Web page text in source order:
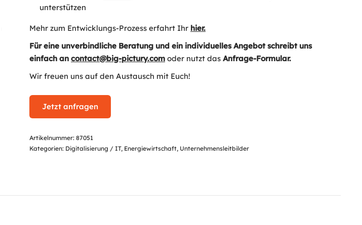
unterstützen
Mehr zum Entwicklungs-Prozess erfahrt Ihr hier.
Für eine unverbindliche Beratung und ein individuelles Angebot schreibt uns
einfach ancontact@big-pictury.com oder nutzt dasAnfrage-Formular.
Wir freuen uns auf den Austausch mit Euch!
Jetzt anfragen
Artikelnummer: 87051
Kategorien: Digitalisierung / IT, Energiewirtschaft, Unternehmensleitbilder